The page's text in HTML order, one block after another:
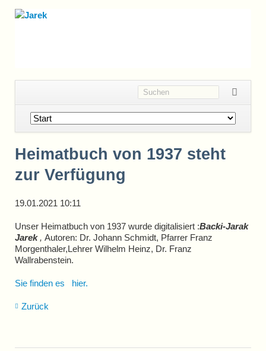
Navigation
überspringen
Heimatbuch von 1937 steht
zur Verfügung
19.01.2021 10:11
Unser Heimatbuch von 1937 wurde digitalisiert :Backi-Jarak
Jarek, Autoren: Dr. Johann Schmidt, Pfarrer Franz
Morgenthaler,Lehrer Wilhelm Heinz, Dr. Franz
Wallrabenstein.
Sie finden es hier.
Zurück